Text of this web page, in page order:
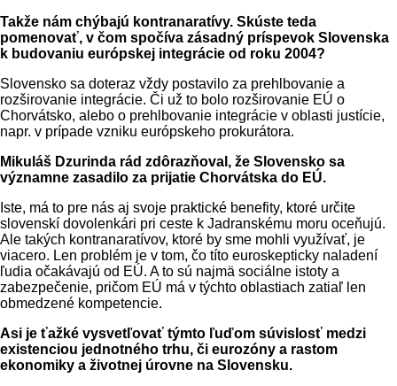
Takže nám chýbajú kontranaratívy. Skúste teda
pomenovať, v čom spočíva zásadný príspevok Slovenska
k budovaniu európskej integrácie od roku 2004?
Slovensko sa doteraz vždy postavilo za prehlbovanie a
rozširovanie integrácie. Či už to bolo rozširovanie EÚ o
Chorvátsko, alebo o prehlbovanie integrácie v oblasti justície,
napr. v prípade vzniku európskeho prokurátora.
Mikuláš Dzurinda rád zdôrazňoval, že Slovensko sa
významne zasadilo za prijatie Chorvátska do EÚ.
Iste, má to pre nás aj svoje praktické benefity, ktoré určite
slovenskí dovolenkári pri ceste k Jadranskému moru oceňujú.
Ale takých kontranaratívov, ktoré by sme mohli využívať, je
viacero. Len problém je v tom, čo títo euroskepticky naladení
ľudia očakávajú od EÚ. A to sú najmä sociálne istoty a
zabezpečenie, pričom EÚ má v týchto oblastiach zatiaľ len
obmedzené kompetencie.
Asi je ťažké vysvetľovať týmto ľuďom súvislosť medzi
existenciou jednotného trhu, či eurozóny a rastom
ekonomiky a životnej úrovne na Slovensku.